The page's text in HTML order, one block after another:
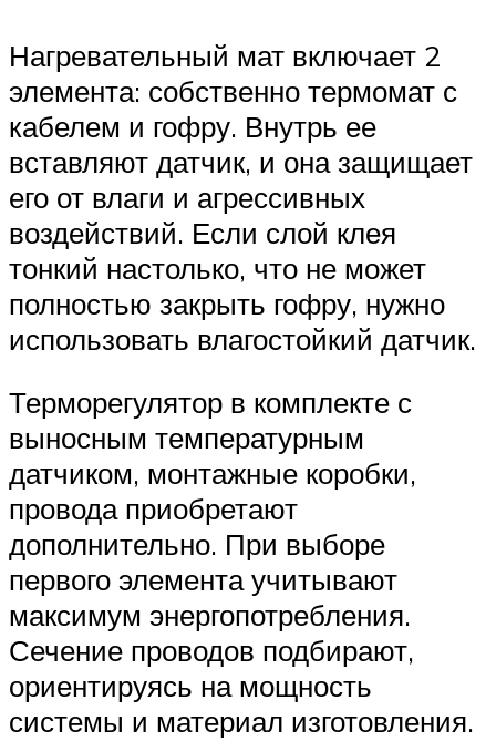
Нагревательный мат включает 2
элемента: собственно термомат с
кабелем и гофру. Внутрь ее
вставляют датчик, и она защищает
его от влаги и агрессивных
воздействий. Если слой клея
тонкий настолько, что не может
полностью закрыть гофру, нужно
использовать влагостойкий датчик.
Терморегулятор в комплекте с
выносным температурным
датчиком, монтажные коробки,
провода приобретают
дополнительно. При выборе
первого элемента учитывают
максимум энергопотребления.
Сечение проводов подбирают,
ориентируясь на мощность
системы и материал изготовления.